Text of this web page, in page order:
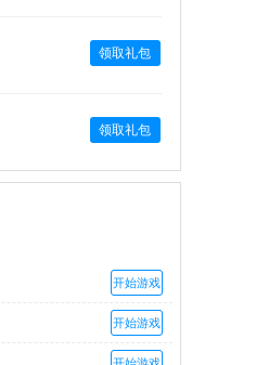
领取礼包
领取礼包
开始游戏
开始游戏